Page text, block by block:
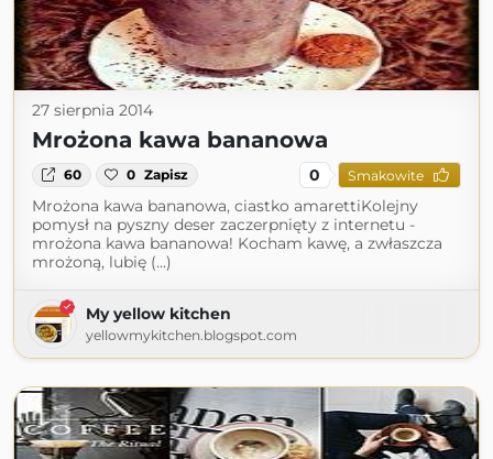
27 sierpnia 2014
Mrożona kawa bananowa
60 0 Zapisz 0 Smakowite
Mrożona kawa bananowa, ciastko amarettiKolejny
pomysł na pyszny deser zaczerpnięty z internetu -
mrożona kawa bananowa! Kocham kawę, a zwłaszcza
mrożoną, lubię (...)
My yellow kitchen
yellowmykitchen.blogspot.com